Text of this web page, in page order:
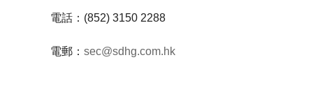
電話：(852) 3150 2288
電郵： sec@sdhg.com.hk